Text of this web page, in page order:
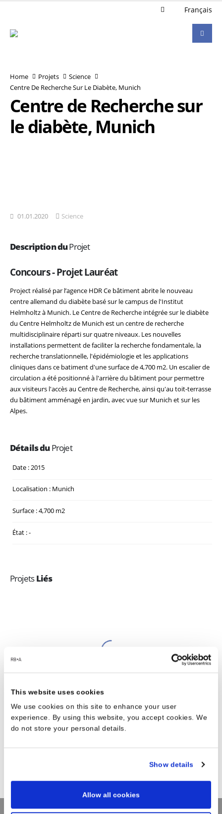
This website uses cookies
We use cookies on this site to enhance your user
experience. By using this website, you accept cookies. We
do not store your personal details.
Show details
Allow all cookies
Français
Centre de Recherche sur
le diabète, Munich
Home Projets
Science
Centre De Recherche Sur Le Diabète, Munich
01.01.2020 Science
Description duProjet
Concours - Projet Lauréat
Project réalisé par l’agence HDR Ce bâtiment abrite le nouveau
centre allemand du diabète basé sur le campus de l'Institut
Helmholtz à Munich. Le Centre de Recherche intégrée sur le diabète
du Centre Helmholtz de Munich est un centre de recherche
multidisciplinaire réparti sur quatre niveaux. Les nouvelles
installations permettent de faciliter la recherche fondamentale, la
recherche translationnelle, l'épidémiologie et les applications
cliniques dans ce batiment d'une surface de 4,700 m2. Un escalier de
circulation a été positionné à l'arrière du bâtiment pour permettre
aux visiteurs l'accès au Centre de Recherche, ainsi qu'au toit-terrasse
du bâtiment amménagé en jardin, avec vue sur Munich et sur les
Alpes.
Détails duProjet
Date : 2015
Localisation : Munich
Surface : 4,700 m2
État : -
Projets Liés